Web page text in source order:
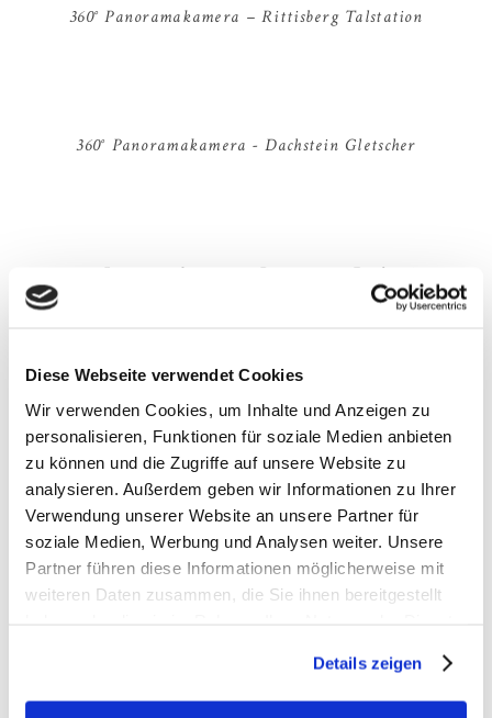
Diese Webseite verwendet Cookies
Wir verwenden Cookies, um Inhalte und Anzeigen zu
personalisieren, Funktionen für soziale Medien anbieten
zu können und die Zugriffe auf unsere Website zu
analysieren. Außerdem geben wir Informationen zu Ihrer
Verwendung unserer Website an unsere Partner für
soziale Medien, Werbung und Analysen weiter. Unsere
Partner führen diese Informationen möglicherweise mit
weiteren Daten zusammen, die Sie ihnen bereitgestellt
Details zeigen
360° Panoramakamera – Rittisberg Talstation
360° Panoramakamera - Dachstein Gletscher
360° Panoramakamera – Ramsau am Dachstein
Die Bilder haben Ihnen Lust auf Urlaub in Ramsau
am Dachstein gemacht? Dann senden Sie uns jetzt
eine unverbindliche Anfrage!
ANFRAGEN